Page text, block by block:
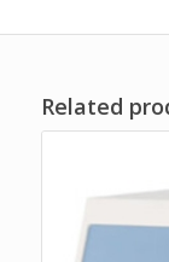
Related